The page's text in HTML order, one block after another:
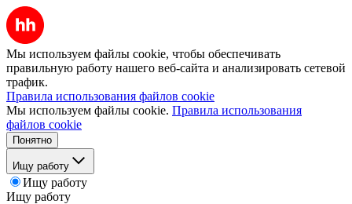
Мы используем файлы cookie, чтобы обеспечивать
правильную работу нашего веб-сайта и анализировать сетевой
трафик.
Правила использования файлов cookie
Мы используем файлы cookie. Правила использования
файлов cookie
Понятно
Ищу работу
Ищу работу
Ищу работу